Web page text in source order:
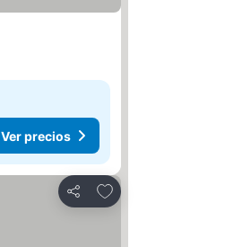
Ver precios
Compartir
Agregar a favoritos